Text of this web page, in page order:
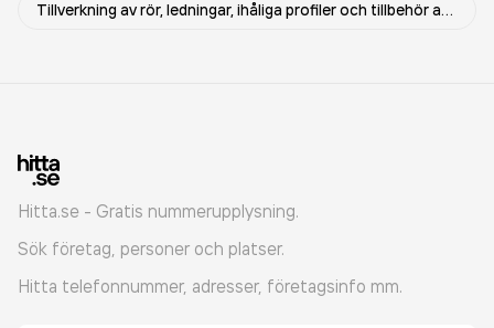
Tillverkning av rör, ledningar, ihåliga profiler och tillbehör av stål
Hitta.se - Gratis nummerupplysning.
Sök företag, personer och platser.
Hitta telefonnummer, adresser, företagsinfo mm.